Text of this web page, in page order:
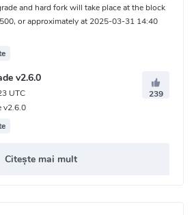
and hard fork will take place at the block
or approximately at 2025-03-31 14:40
v2.6.0
UTC
239
v2.6.0
Citește mai mult